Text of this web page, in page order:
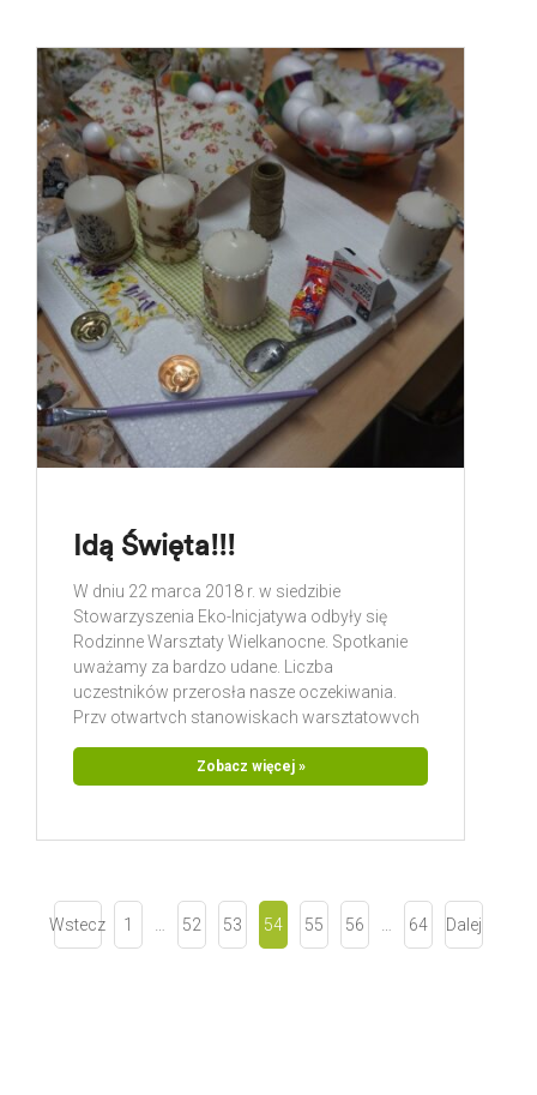
Idą Święta!!!
W dniu 22 marca 2018 r. w siedzibie
Stowarzyszenia Eko-Inicjatywa odbyły się
Rodzinne Warsztaty Wielkanocne. Spotkanie
uważamy za bardzo udane. Liczba
uczestników przerosła nasze oczekiwania.
Przy otwartych stanowiskach warsztatowych
inspirowane różnymi formami i technikami. W
Wszyscy, duzi i mali wykazali się ogromną
Zobacz więcej »
Wstecz 1 52 53 54 55 56 64 Dalej